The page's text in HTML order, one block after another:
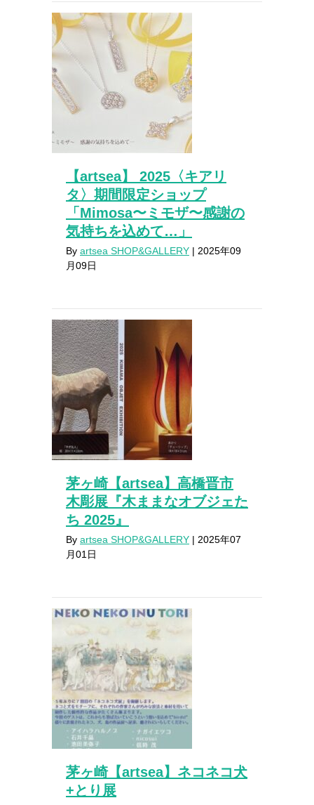
【artsea】 2025〈キアリ
タ〉期間限定ショップ
「Mimosa〜ミモザ〜感謝の
気持ちを込めて…」
By artsea SHOP&GALLERY | 2025年09
月09日
茅ヶ崎【artsea】高橋晋市
木彫展『木ままなオブジェた
ち 2025』
By artsea SHOP&GALLERY | 2025年07
月01日
茅ヶ崎【artsea】ネコネコ犬
+とり展